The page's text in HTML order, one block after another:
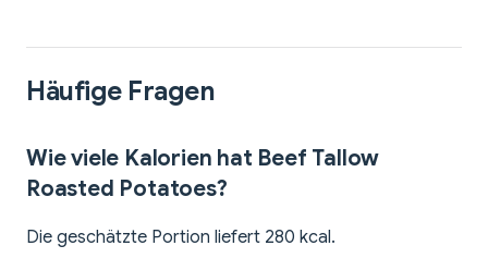
Häufige Fragen
Wie viele Kalorien hat Beef Tallow
Roasted Potatoes?
Die geschätzte Portion liefert 280 kcal.